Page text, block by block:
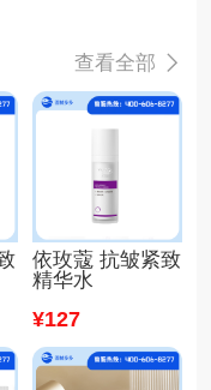
查看全部 
依玫蔻 抗皱紧致
精华水
¥127